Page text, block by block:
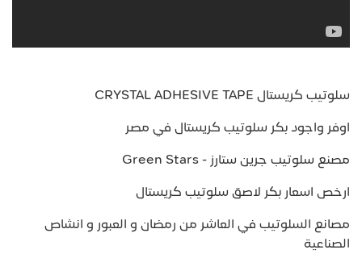
سلوتيب كريستال CRYSTAL ADHESIVE TAPE
اوفر واجود بكر سلوتيب كريستال في مصر
مصنع سلوتيب جرين ستارز - Green Stars
ارخص اسعار بكر لاصق سلوتيب كريستال
مصانع السلوتيب في العاشر من رمضان و العبور و انشاص
الصناعية